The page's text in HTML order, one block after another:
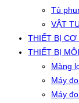
Tủ
VẬT
THIẾT BỊ CƠ
THIẾT BỊ
Màng
Máy
Máy